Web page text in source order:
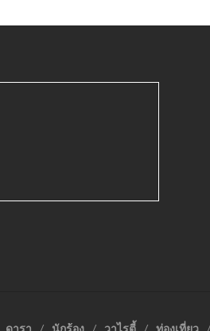
ดารา นักร้อง วาไรตี้ ท่องเที่ยว